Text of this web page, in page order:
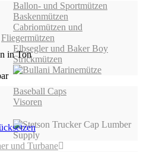
Ballon- und Sportmützen
Baskenmützen
Cabriomützen und
Fliegermützen
Elbsegler und Baker Boy
Strickmützen
Baseball Caps
Visoren
und Turbane
in Ton